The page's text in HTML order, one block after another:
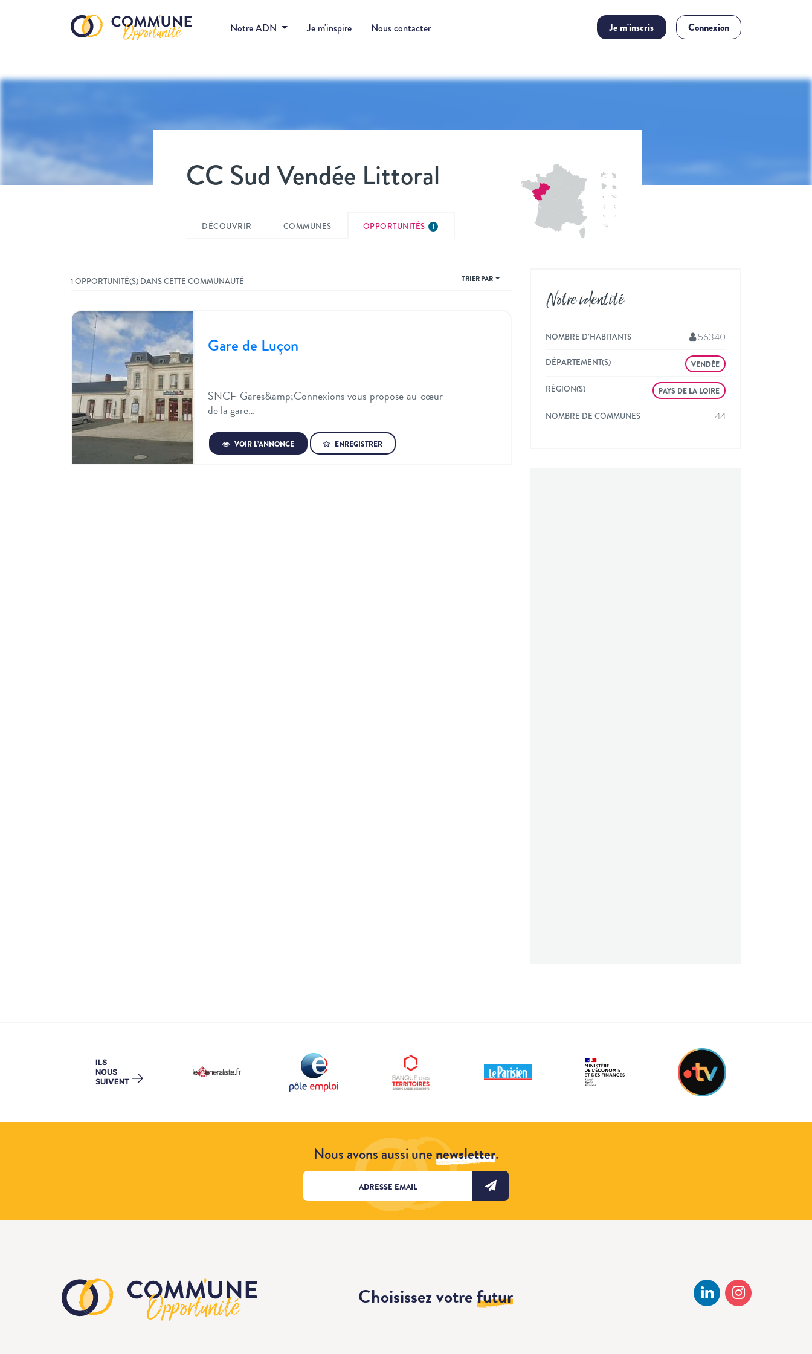
Notre ADN Je m'inspire Nous contacter Je m'inscris Connexion
CC Sud Vendée Littoral
DÉCOUVRIR COMMUNES OPPORTUNITÉS 1
1 OPPORTUNITÉ(S) DANS CETTE COMMUNAUTÉ TRIER PAR
Gare de Luçon
SNCF Gares&amp;Connexions vous propose au cœur
de la gare…
VOIR L’ANNONCE ENREGISTRER
Notre identité
NOMBRE D’HABITANTS 56340
DÉPARTEMENT(S) VENDÉE
RÉGION(S) PAYS DE LA LOIRE
NOMBRE DE COMMUNES 44
ILS
NOUS
SUIVENT →
Nous avons aussi unenewsletter.
Choisissez votrefutur